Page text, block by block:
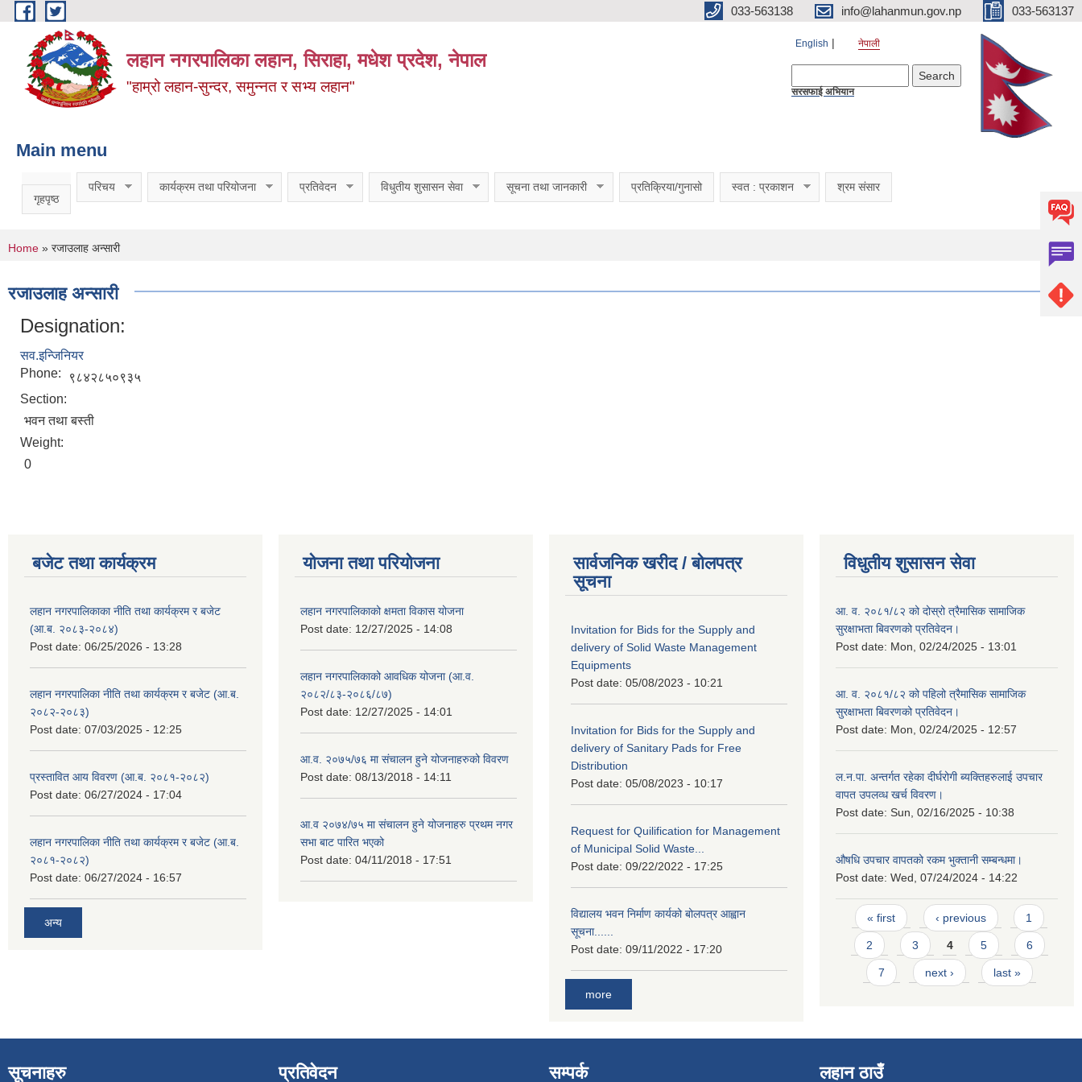
Skip to main content 033-563138 info@lahanmun.gov.np 033-563137
लहान नगरपालिका लहान, सिराहा, मधेश प्रदेश, नेपाल
"हाम्रो लहान-सुन्दर, समुन्नत र सभ्य लहान"
English नेपाली
सरसफाई अभियान
Main menu
गृहपृष्ठ
परिचय कार्यक्रम तथा परियोजना प्रतिवेदन विधुतीय शुसासन सेवा सूचना तथा जानकारी प्रतिक्रिया/गुनासो स्वत : प्रकाशन श्रम संसार
You are here
Home » रजाउलाह अन्सारी
रजाउलाह अन्सारी
Designation:
सव.इन्जिनियर
Phone:
९८४२८५०९३५
Section:
भवन तथा बस्ती
Weight:
0
बजेट तथा कार्यक्रम
लहान नगरपालिकाका नीति तथा कार्यक्रम र बजेट
(आ.ब. २०८३-२०८४)
Post date: 06/25/2026 - 13:28
लहान नगरपालिका नीति तथा कार्यक्रम र बजेट (आ.ब.
२०८२-२०८३)
Post date: 07/03/2025 - 12:25
प्रस्तावित आय विवरण (आ.ब. २०८१-२०८२)
Post date: 06/27/2024 - 17:04
लहान नगरपालिका नीति तथा कार्यक्रम र बजेट (आ.ब.
२०८१-२०८२)
Post date: 06/27/2024 - 16:57
अन्य
योजना तथा परियोजना
लहान नगरपालिकाको क्षमता विकास योजना
Post date: 12/27/2025 - 14:08
लहान नगरपालिकाको आवधिक योजना (आ.व.
२०८२/८३-२०८६/८७)
Post date: 12/27/2025 - 14:01
आ.व. २०७५/७६ मा संचालन हुने योजनाहरुको विवरण
Post date: 08/13/2018 - 14:11
आ.व २०७४/७५ मा संचालन हुने योजनाहरु प्रथम नगर
सभा बाट पारित भएको
Post date: 04/11/2018 - 17:51
सार्वजनिक खरीद / बोलपत्र
सूचना
Invitation for Bids for the Supply and
delivery of Solid Waste Management
Equipments
Post date: 05/08/2023 - 10:21
Invitation for Bids for the Supply and
delivery of Sanitary Pads for Free
Distribution
Post date: 05/08/2023 - 10:17
Request for Quilification for Management
of Municipal Solid Waste...
Post date: 09/22/2022 - 17:25
विद्यालय भवन निर्माण कार्यको बोलपत्र आह्वान
सूचना......
Post date: 09/11/2022 - 17:20
more
विधुतीय शुसासन सेवा
आ. व. २०८१/८२ को दोस्रो त्रैमासिक सामाजिक
सुरक्षाभता बिवरणको प्रतिवेदन।
Post date: Mon, 02/24/2025 - 13:01
आ. व. २०८१/८२ को पहिलो त्रैमासिक सामाजिक
सुरक्षाभता बिवरणको प्रतिवेदन।
Post date: Mon, 02/24/2025 - 12:57
ल.न.पा. अन्तर्गत रहेका दीर्घरोगी ब्यक्तिहरुलाई उपचार
वापत उपलव्ध खर्च विवरण।
Post date: Sun, 02/16/2025 - 10:38
औषधि उपचार वापतको रकम भुक्तानी सम्बन्धमा।
Post date: Wed, 07/24/2024 - 14:22
Pages
« first ‹ previous 1
2 3 4 5 6
7 next › last »
सूचनाहरु प्रतिवेदन सम्पर्क लहान ठाउँ